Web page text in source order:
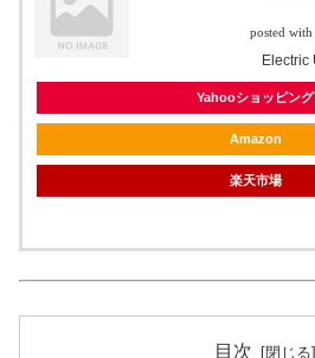
posted with
Electric
Yahooショッピング
Amazon
楽天市場
目次